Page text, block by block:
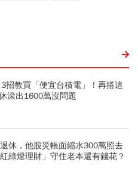
招教買「便宜台積電」！再搭這
滾出1600萬沒問題
休，他股災帳面縮水300萬照去
綠燈理財」守住老本還有錢花？